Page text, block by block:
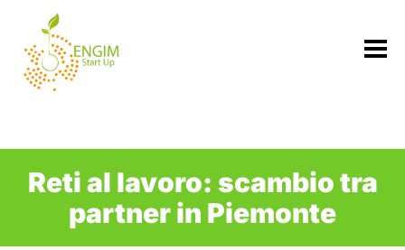
contenuto
Reti al lavoro: scambio tra
partner in Piemonte